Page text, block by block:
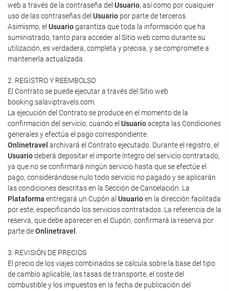
web a través de la contraseña del Usuario, así como por cualquier
uso de las contraseñas del Usuario por parte de terceros.
Asimismo, el Usuariogarantiza que toda la información que ha
suministrado, tanto para acceder al Sitio web como durante su
utilización, es verdadera, completa y precisa, y se compromete a
mantenerla actualizada.
2. REGISTRO Y REEMBOLSO
El Contrato se puede ejecutar a través del Sitio web
booking.salaviptravels.com.
La ejecución del Contrato se produce en el momento de la
confirmación del servicio, cuando el Usuarioacepta las Condiciones
generales y efectúa el pago correspondiente.
Onlinetravel archivará el Contrato ejecutado. Durante el registro, el
Usuariodeberá depositar el importe íntegro del servicio contratado,
ya que no se confirmará ningún servicio hasta que se efectúe el
pago, considerándose nulo todo servicio no pagado y se aplicarán
las condiciones descritas en la Sección de Cancelación. La
Plataforma entregará un Cupón al Usuarioen la dirección facilitada
por este, especificando los servicios contratados. La referencia de la
reserva, que debe aparecer en el Cupón, confirmará la reserva por
parte deOnlinetravel
3. REVISIÓN DE PRECIOS
El precio de los viajes combinados se calcula sobre la base del tipo
de cambio aplicable, las tasas de transporte, el coste del
combustible y los impuestos en la fecha de publicación del